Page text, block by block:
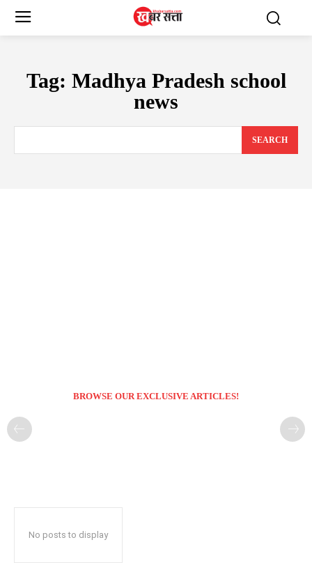
Tag: Madhya Pradesh school
news
SEARCH
BROWSE OUR EXCLUSIVE ARTICLES!
No posts to display